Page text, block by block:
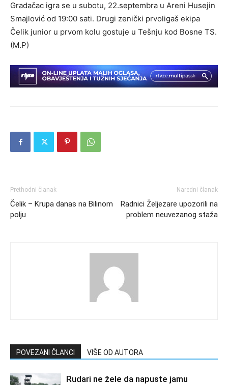
Gradačac igra se u subotu, 22.septembra u Areni Husejin
Smajlović od 19:00 sati. Drugi zenički prvoligaš ekipa
Čelik junior u prvom kolu gostuje u Tešnju kod Bosne TS.
(M.P)
Prethodni članak
Čelik – Krupa danas na Bilinom
polju
Naredni članak
Radnici Željezare upozorili na
problem neuvezanog staža
POVEZANI ČLANCI VIŠE OD AUTORA
Rudari ne žele da napuste jamu